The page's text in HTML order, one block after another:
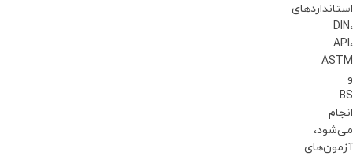
استانداردهای
DIN،
API،
ASTM
و
BS
انجام
می‌شود،
آزمون‌های